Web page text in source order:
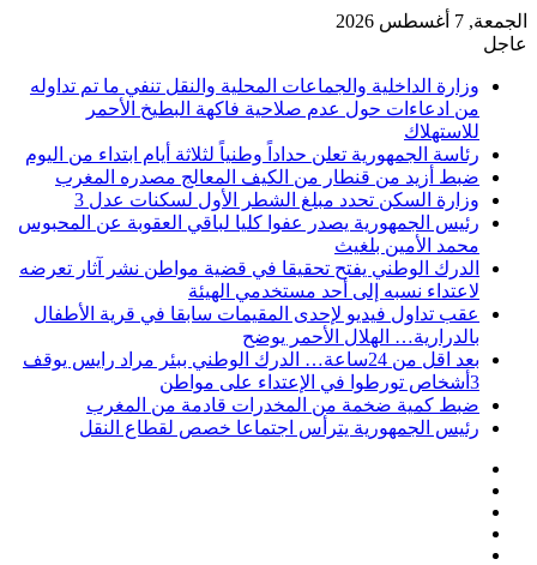
الجمعة, 7 أغسطس 2026
عاجل
وزارة الداخلية والجماعات المحلية والنقل تنفي ما تم تداوله
من ادعاءات حول عدم صلاحية فاكهة البطيخ الأحمر
للاستهلاك
رئاسة الجمهورية تعلن حداداً وطنياً لثلاثة أيام ابتداء من اليوم
ضبط أزيد من قنطار من الكيف المعالج مصدره المغرب
وزارة السكن تحدد مبلغ الشطر الأول لسكنات عدل 3
رئيس الجمهورية يصدر عفوا كليا لباقي العقوبة عن المحبوس
محمد الأمين بلغيث
الدرك الوطني يفتح تحقيقا في قضية مواطن نشر آثار تعرضه
لاعتداء نسبه إلى أحد مستخدمي الهيئة
عقب تداول فيديو لإحدى المقيمات سابقا في قرية الأطفال
بالدرارية… الهلال الأحمر يوضح
بعد اقل من 24ساعة… الدرك الوطني ببئر مراد رايس يوقف
3أشخاص تورطوا في الإعتداء على مواطن
ضبط كمية ضخمة من المخدرات قادمة من المغرب
رئيس الجمهورية يترأس اجتماعا خصص لقطاع النقل